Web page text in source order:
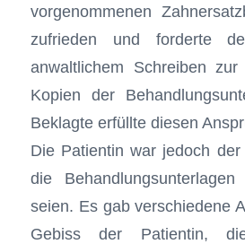
vorgenommenen
zufrieden und forderte
anwaltlichem Schreiben
Kopien der
Beklagte erfüllte diesen
Die Patientin war jedoch
die
seien. Es gab verschiedene
Gebiss der Patientin,